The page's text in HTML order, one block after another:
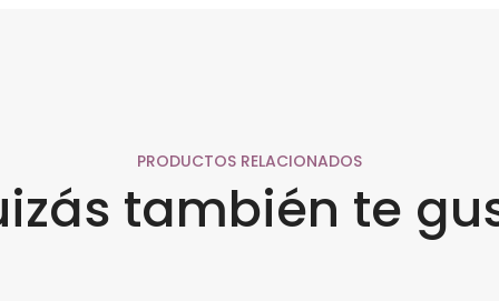
PRODUCTOS RELACIONADOS
también te